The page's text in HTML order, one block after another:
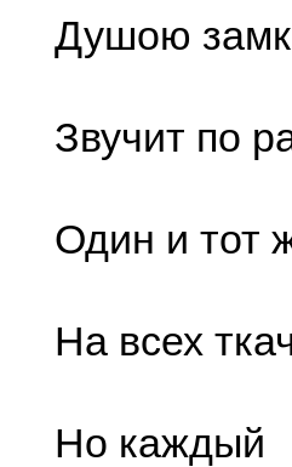
Душою
Звучит по
Один и тот
На всех
Но каждый